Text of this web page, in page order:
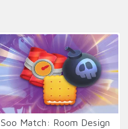
Soo Match: Room Design